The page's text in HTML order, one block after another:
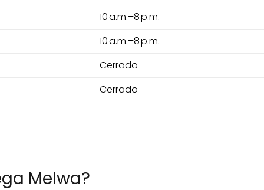
10 a.m.–8 p.m.
10 a.m.–8 p.m.
Cerrado
Cerrado
Melwa?